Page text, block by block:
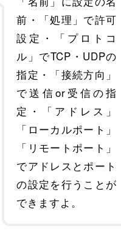
前・「処理」で許可
設定・「プロトコ
ル」でTCP・UDPの
指定・「接続方向」
で送信or受信の指
定・「アドレス」
「ローカルポート」
「リモートポート」
でアドレスとポート
の設定を行うことが
できますよ。